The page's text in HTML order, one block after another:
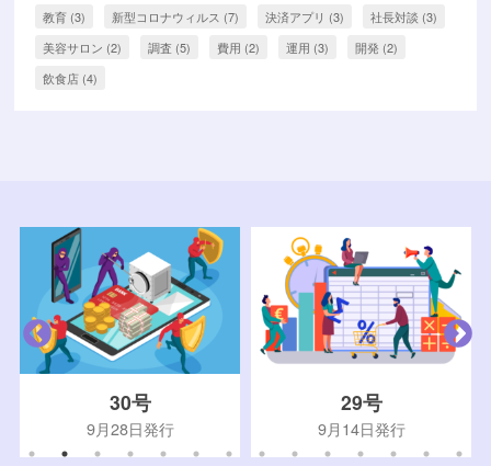
教育 (3) 新型コロナウィルス (7) 決済アプリ (3) 社長対談 (3)
美容サロン (2) 調査 (5) 費用 (2) 運用 (3) 開発 (2)
飲食店 (4)
30号
9月28日発行
29号
9月14日発行